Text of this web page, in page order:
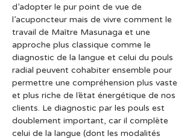
d’adopter le pur point de vue de
l’acuponcteur mais de vivre comment le
travail de Maître Masunaga et une
approche plus classique comme le
diagnostic de la langue et celui du pouls
radial peuvent cohabiter ensemble pour
permettre une compréhension plus vaste
et plus riche de l’état énergétique de nos
clients. Le diagnostic par les pouls est
doublement important, car il complète
celui de la langue (dont les modalités